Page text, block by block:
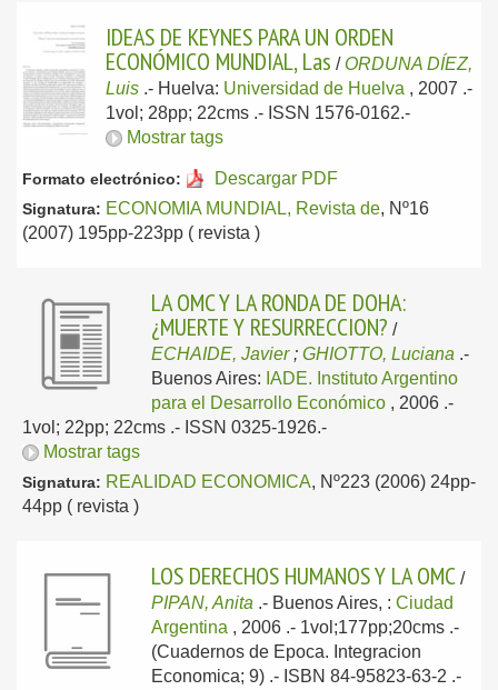
IDEAS DE KEYNES PARA UN ORDEN
ECONÓMICO MUNDIAL, Las / ORDUNA DÍEZ,
Luis .- Huelva: Universidad de Huelva , 2007 .-
1vol; 28pp; 22cms .- ISSN 1576-0162.-
Mostrar tags
Formato electrónico: Descargar PDF
Signatura: ECONOMIA MUNDIAL, Revista de, Nº16
(2007) 195pp-223pp ( revista )
LA OMC Y LA RONDA DE DOHA:
¿MUERTE Y RESURRECCION? /
ECHAIDE, Javier; GHIOTTO, Luciana .-
Buenos Aires: IADE. Instituto Argentino
para el Desarrollo Económico , 2006 .-
1vol; 22pp; 22cms .- ISSN 0325-1926.-
Mostrar tags
Signatura: REALIDAD ECONOMICA, Nº223 (2006) 24pp-
44pp ( revista )
LOS DERECHOS HUMANOS Y LA OMC /
PIPAN, Anita .- Buenos Aires, : Ciudad
Argentina , 2006 .- 1vol;177pp;20cms .-
(Cuadernos de Epoca. Integracion
Economica; 9) .- ISBN 84-95823-63-2 .-